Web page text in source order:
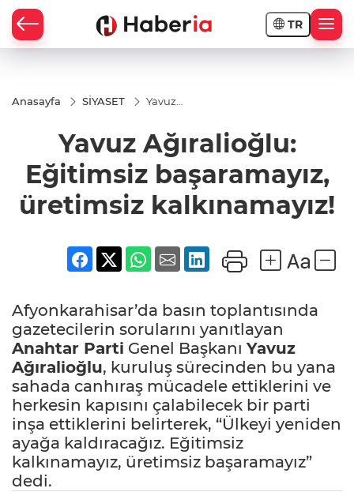
TR
Anasayfa SİYASET
Yavuz
başaramayız,
üretimsiz
kalkınamayız!
Yavuz Ağıralioğlu:
Eğitimsiz başaramayız,
üretimsiz kalkınamayız!
Afyonkarahisar’da basın toplantısında
gazetecilerin sorularını yanıtlayan
Anahtar Parti Genel Başkanı Yavuz
Ağıralioğlu, kuruluş sürecinden bu yana
sahada canhıraş mücadele ettiklerini ve
herkesin kapısını çalabilecek bir parti
inşa ettiklerini belirterek, “Ülkeyi yeniden
ayağa kaldıracağız. Eğitimsiz
kalkınamayız, üretimsiz başaramayız”
dedi.